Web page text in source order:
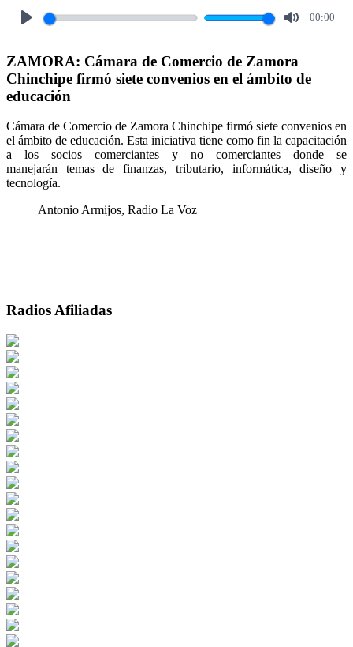
00:00
ZAMORA: Cámara de Comercio de Zamora
Chinchipe firmó siete convenios en el ámbito de
educación
Cámara de Comercio de Zamora Chinchipe firmó siete convenios en
el ámbito de educación. Esta iniciativa tiene como fin la capacitación
a los socios comerciantes y no comerciantes donde se
manejarán temas de finanzas, tributario, informática, diseño y
tecnología.
Antonio Armijos, Radio La Voz
Radios Afiliadas